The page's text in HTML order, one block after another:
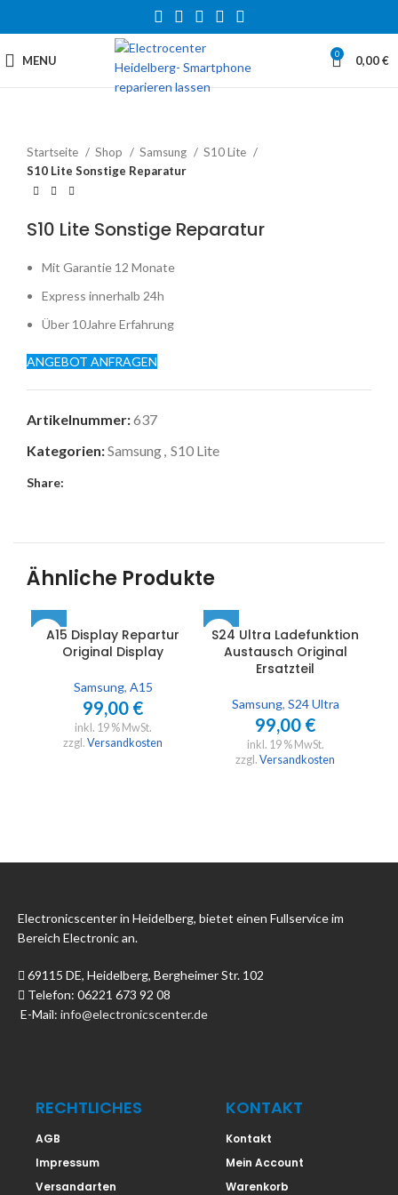
MENU 0 0,00€
Startseite Shop Samsung
S10 Lite
S10 Lite Sonstige Reparatur
S10 Lite Sonstige Reparatur
Mit Garantie 12 Monate
Express innerhalb 24h
Über 10Jahre Erfahrung
ANGEBOT ANFRAGEN
Artikelnummer:637
Kategorien:Samsung S10 Lite
Share:
Ähnliche Produkte
A15 Display Repartur
Original Display
Samsung, A15
99,00 €
inkl. 19 % MwSt.
zzgl. Versandkosten
S24 Ultra Ladefunktion
Austausch Original
Ersatzteil
Samsung, S24 Ultra
99,00 €
inkl. 19 % MwSt.
zzgl. Versandkosten
Electronicscenter in Heidelberg, bietet einen Fullservice im
Bereich Electronic an.
69115 DE, Heidelberg, Bergheimer Str. 102
Telefon: 06221 673 92 08
E-Mail:info@electronicscenter.de
RECHTLICHES
AGB
Impressum
Versandarten
KONTAKT
Kontakt
Mein Account
Warenkorb